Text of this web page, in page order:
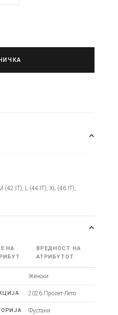
(42 IT), L (44 IT), XL (46 IT),
НА
ВРЕДНОСТ НА
АТРИБУТОТ
Женски
2026 Пролет-Лето
Фустани